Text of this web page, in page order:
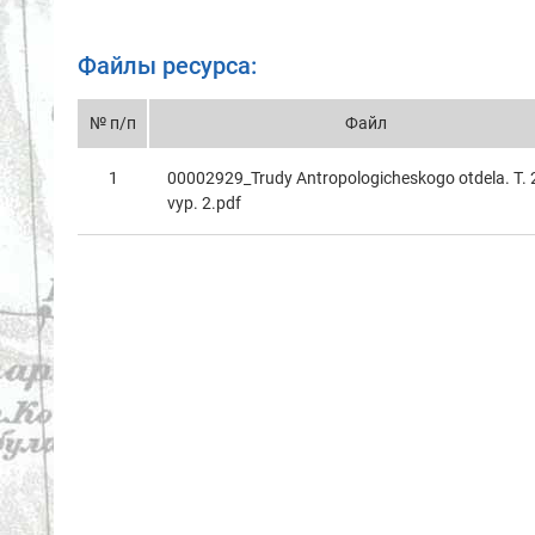
Файлы ресурса:
№ п/п Файл
1
00002929_Trudy Antropologicheskogo otdelа. T.
vyp. 2.pdf